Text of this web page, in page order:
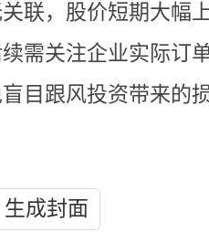
联，股价短期大幅
需关注企业实际订
目跟风投资带来的
生成封面